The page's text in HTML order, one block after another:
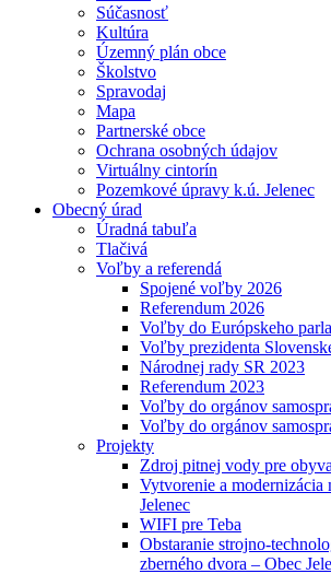
Súčasnosť
Kultúra
Územný plán obce
Školstvo
Spravodaj
Mapa
Partnerské obce
Ochrana osobných údajov
Virtuálny cintorín
Pozemkové úpravy k.ú. Jelenec
Obecný úrad
Úradná tabuľa
Tlačivá
Voľby a referendá
Spojené voľby 2026
Referendum 2026
Voľby do Európskeho
Voľby prezidenta
Národnej rady SR 2023
Referendum 2023
Voľby do orgánov
Voľby do orgánov
Projekty
Zdroj pitnej vody pre
Vytvorenie a modernizácia
Jelenec
WIFI pre Teba
Obstaranie strojno-
zberného dvora – Obec